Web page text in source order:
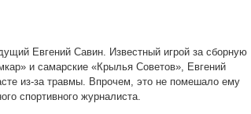
Евгений Савин. Известный игрой за сборную
и самарские «Крылья Советов», Евгений
из-за травмы. Впрочем, это не помешало ему
спортивного журналиста.